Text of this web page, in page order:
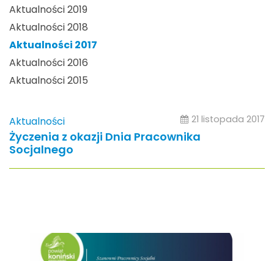
Aktualności 2019
Aktualności 2018
Aktualności 2017
Aktualności 2016
Aktualności 2015
Aktualności 21 listopada 2017
Życzenia z okazji Dnia Pracownika
Socjalnego